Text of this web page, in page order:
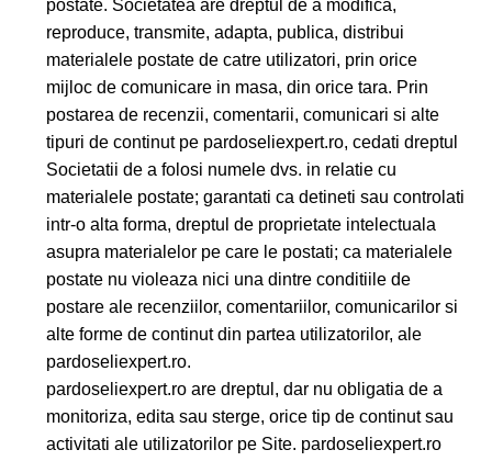
postate. Societatea are dreptul de a modifica,
reproduce, transmite, adapta, publica, distribui
materialele postate de catre utilizatori, prin orice
mijloc de comunicare in masa, din orice tara. Prin
postarea de recenzii, comentarii, comunicari si alte
tipuri de continut pe pardoseliexpert.ro, cedati dreptul
Societatii de a folosi numele dvs. in relatie cu
materialele postate; garantati ca detineti sau controlati
intr-o alta forma, dreptul de proprietate intelectuala
asupra materialelor pe care le postati; ca materialele
postate nu violeaza nici una dintre conditiile de
postare ale recenziilor, comentariilor, comunicarilor si
alte forme de continut din partea utilizatorilor, ale
pardoseliexpert.ro.
pardoseliexpert.ro are dreptul, dar nu obligatia de a
monitoriza, edita sau sterge, orice tip de continut sau
activitati ale utilizatorilor pe Site. pardoseliexpert.ro